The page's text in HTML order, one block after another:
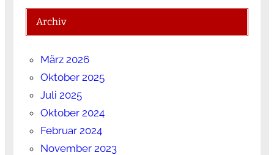
Archiv
März 2026
Oktober 2025
Juli 2025
Oktober 2024
Februar 2024
November 2023